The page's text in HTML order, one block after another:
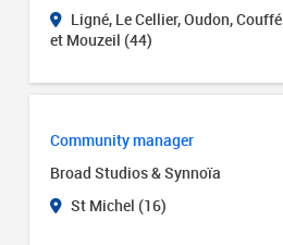
Ligné, Le Cellier, Oudon, Couffé
et Mouzeil (44)
Community manager
Broad Studios & Synnoïa
St Michel (16)